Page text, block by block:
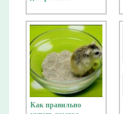
Как правильно